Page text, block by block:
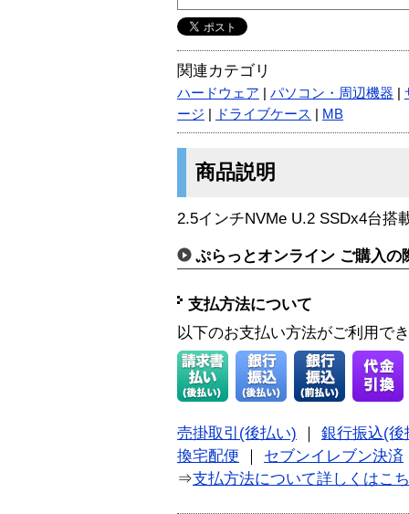
関連カテゴリ
ハードウェア パソコン・周辺機器
ージ
ドライブケース MB
商品説明
2.5インチNVMe U.2 SSDx4台搭
ぷらっとオンライン ご購入の
支払方法について
以下のお支払い方法がご利用で
売掛取引(後払い)
銀行振込(後
換宅配便
セブンイレブン決済
⇒支払方法について詳しくはこ